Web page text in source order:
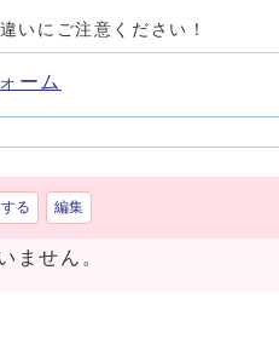
いにご注意ください！
ーム
る 編集
ません。